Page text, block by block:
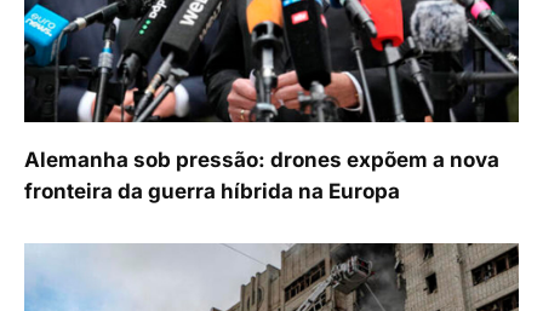
Alemanha sob pressão: drones expõem a nova
fronteira da guerra híbrida na Europa